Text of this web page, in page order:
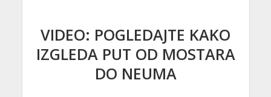
VIDEO: POGLEDAJTE KAKO
IZGLEDA PUT OD MOSTARA
DO NEUMA